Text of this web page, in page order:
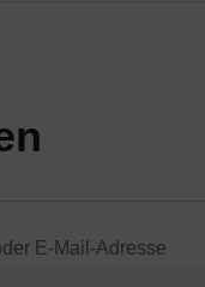
E-Mail-Adresse